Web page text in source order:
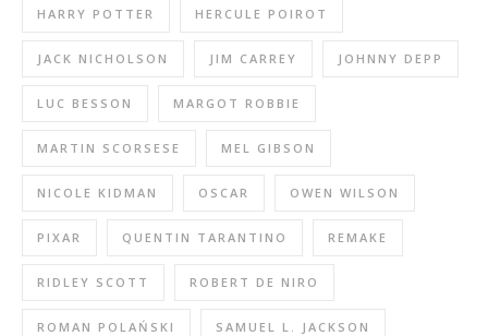
HARRY POTTER HERCULE POIROT
JACK NICHOLSON JIM CARREY JOHNNY DEPP
LUC BESSON MARGOT ROBBIE
MARTIN SCORSESE MEL GIBSON
NICOLE KIDMAN OSCAR OWEN WILSON
PIXAR QUENTIN TARANTINO REMAKE
RIDLEY SCOTT ROBERT DE NIRO
ROMAN POLAŃSKI SAMUEL L. JACKSON